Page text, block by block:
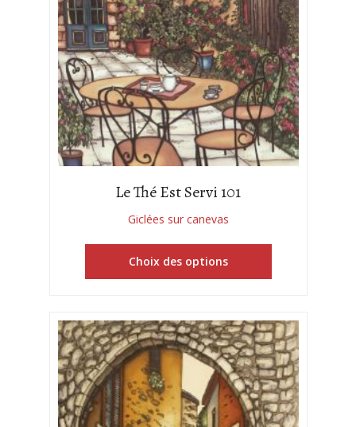
Le Thé Est Servi 101
Giclées sur canevas
Choix des options